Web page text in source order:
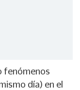
fenómenos
día) en el